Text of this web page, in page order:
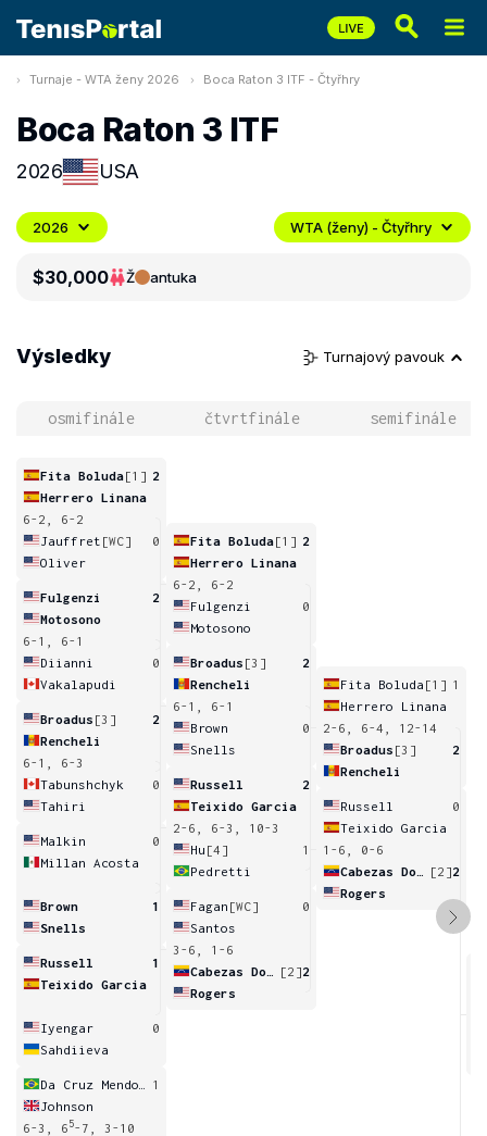
Turnaje - WTA ženy 2026 Boca Raton 3 ITF - Čtyřhry
Boca Raton 3 ITF
2026 USA
2026 WTA (ženy) - Čtyřhry
$30,000 Ž antuka
Výsledky Turnajový pavouk
osmifinále čtvrtfinále semifinále
Fita Boluda[1] 2
Herrero Linana
6-2, 6-2
Jauffret [WC]
0
Oliver
Fulgenzi
2
Motosono
6-1, 6-1
Diianni
0
Vakalapudi
Broadus [3]
2
Rencheli
6-1, 6-3
Tabunshchyk
0
Tahiri
Malkin
0
Millan Acosta
Brown
1
Snells
Russell
1
Teixido Garcia
Iyengar
0
Sahdiieva
1
Johnson
6-3, 6 5-7, 3-10
Fita Boluda[1] 2
Herrero Linana
6-2, 6-2
Fulgenzi
0
Motosono
Broadus [3]
2
Rencheli
6-1, 6-1
Brown
0
Snells
Russell
2
Teixido Garcia
2-6, 6-3, 10-3
Hu [4]
1
Pedretti
Fagan [WC]
0
Santos
3-6, 1-6
[2]2
Rogers
Fita Boluda [1] 1
Herrero Linana
2-6, 6-4, 12-14
Broadus [3]
2
Rencheli
Russell
0
Teixido Garcia
1-6, 0-6
[2]2
Rogers